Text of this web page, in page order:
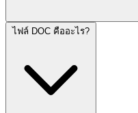
ไฟล์ DOC คืออะไร?